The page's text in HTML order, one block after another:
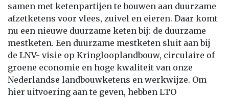
samen met ketenpartijen te bouwen aan duurzame
afzetketens voor vlees, zuivel en eieren. Daar komt
nu een nieuwe duurzame keten bij: de duurzame
mestketen. Een duurzame mestketen sluit aan bij
de LNV- visie op Kringlooplandbouw, circulaire of
groene economie en hoge kwaliteit van onze
Nederlandse landbouwketens en werkwijze. Om
hier uitvoering aan te geven, hebben LTO